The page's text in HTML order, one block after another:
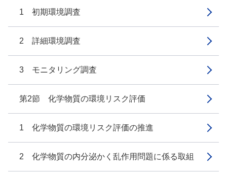
1 初期環境調査
2 詳細環境調査
3 モニタリング調査
第2節 化学物質の環境リスク評価
1 化学物質の環境リスク評価の推進
2 化学物質の内分泌かく乱作用問題に係る取組